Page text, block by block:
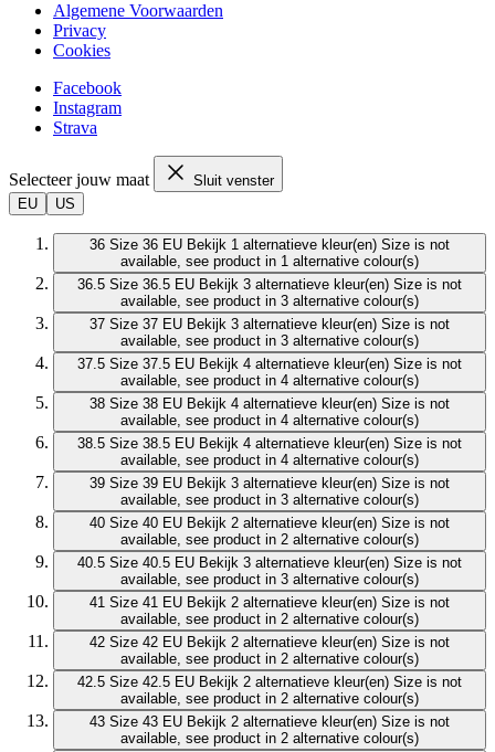
Algemene Voorwaarden
Privacy
Cookies
Facebook
Instagram
Strava
Selecteer jouw maat
Sluit venster
EU
US
36 Size 36 EU Bekijk 1 alternatieve kleur(en) Size is not
available, see product in 1 alternative colour(s)
36.5 Size 36.5 EU Bekijk 3 alternatieve kleur(en) Size is not
available, see product in 3 alternative colour(s)
37 Size 37 EU Bekijk 3 alternatieve kleur(en) Size is not
available, see product in 3 alternative colour(s)
37.5 Size 37.5 EU Bekijk 4 alternatieve kleur(en) Size is not
available, see product in 4 alternative colour(s)
38 Size 38 EU Bekijk 4 alternatieve kleur(en) Size is not
available, see product in 4 alternative colour(s)
38.5 Size 38.5 EU Bekijk 4 alternatieve kleur(en) Size is not
available, see product in 4 alternative colour(s)
39 Size 39 EU Bekijk 3 alternatieve kleur(en) Size is not
available, see product in 3 alternative colour(s)
40 Size 40 EU Bekijk 2 alternatieve kleur(en) Size is not
available, see product in 2 alternative colour(s)
40.5 Size 40.5 EU Bekijk 3 alternatieve kleur(en) Size is not
available, see product in 3 alternative colour(s)
41 Size 41 EU Bekijk 2 alternatieve kleur(en) Size is not
available, see product in 2 alternative colour(s)
42 Size 42 EU Bekijk 2 alternatieve kleur(en) Size is not
available, see product in 2 alternative colour(s)
42.5 Size 42.5 EU Bekijk 2 alternatieve kleur(en) Size is not
available, see product in 2 alternative colour(s)
43 Size 43 EU Bekijk 2 alternatieve kleur(en) Size is not
available, see product in 2 alternative colour(s)